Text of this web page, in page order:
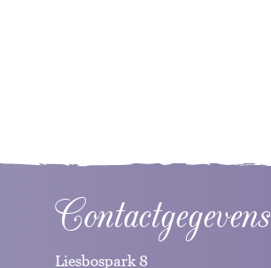
Contactgegevens
Liesbospark 8